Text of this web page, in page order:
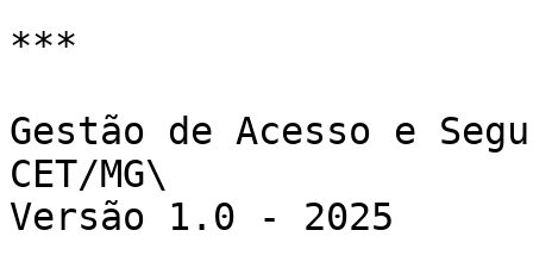
***
Gestão de Acesso e
CET/MG\
Versão 1.0 - 2025